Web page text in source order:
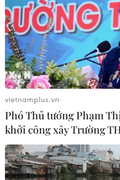
TIN LIÊN QUAN
vietnamplus.vn
Phó Thủ tướng Phạm
khởi công xây Trường